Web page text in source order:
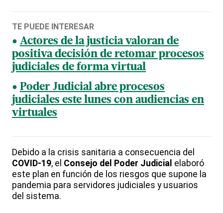
TE PUEDE INTERESAR
Actores de la justicia valoran de
positiva decisión de retomar procesos
judiciales de forma virtual
Poder Judicial abre procesos
judiciales este lunes con audiencias en
virtuales
Debido a la crisis sanitaria a consecuencia del
COVID-19, el Consejo del Poder Judicial elaboró
este plan en función de los riesgos que supone la
pandemia para servidores judiciales y usuarios
del sistema.